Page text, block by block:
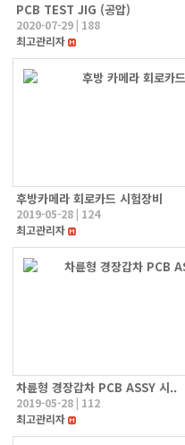
PCB TEST JIG (공압)
2020-07-29 | 188
최고관리자
후방카메라 회로카드 시험장비
2019-05-28 | 124
최고관리자
차륜형 경장갑차 PCB ASSY 시..
2019-05-28 | 112
최고관리자